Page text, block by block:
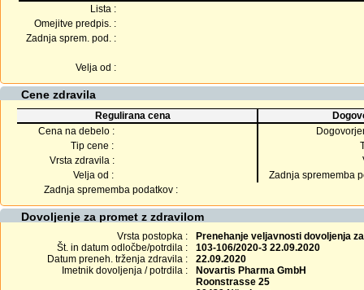
Lista :
Omejitve predpis. :
Zadnja sprem. pod. :
Velja od :
Cene zdravila
Regulirana cena
Cena na debelo :
Tip cene :
Vrsta zdravila :
Velja od :
Zadnja sprememba
Zadnja sprememba podatkov :
Dovoljenje za promet z zdravilom
Vrsta postopka :
Prenehanje veljavnosti dovoljenja
Št. in datum odločbe/potrdila :
103-106/2020-3 22.09.2020
Datum preneh. trženja zdravila :
22.09.2020
Imetnik dovoljenja / potrdila :
Novartis Pharma GmbH
Roonstrasse 25